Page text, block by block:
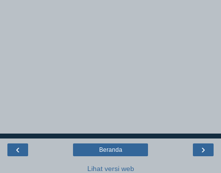
‹ ›
Beranda
Lihat versi web